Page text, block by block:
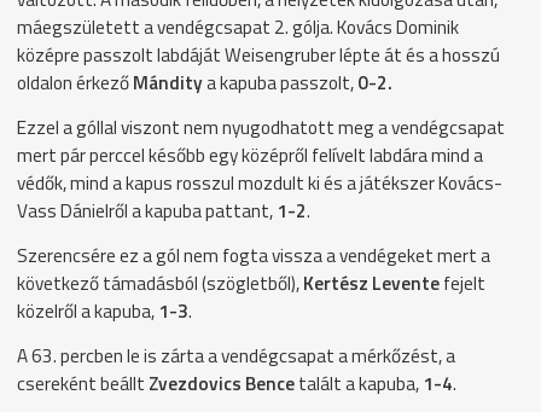
máegszületett a vendégcsapat 2. gólja. Kovács Dominik
középre passzolt labdáját Weisengruber lépte át és a hosszú
oldalon érkezőMánditya kapuba passzolt,0-2.
Ezzel a góllal viszont nem nyugodhatott meg a vendégcsapat
mert pár perccel később egy középről felívelt labdára mind a
védők, mind a kapus rosszul mozdult ki és a játékszer Kovács-
Vass Dánielről a kapuba pattant, 1-2.
Szerencsére ez a gól nem fogta vissza a vendégeket mert a
következő támadásból (szögletből),Kertész Leventefejelt
közelről a kapuba, 1-3.
A 63. percben le is zárta a vendégcsapat a mérkőzést, a
csereként beállt Zvezdovics Bencetalált a kapuba, 1-4.